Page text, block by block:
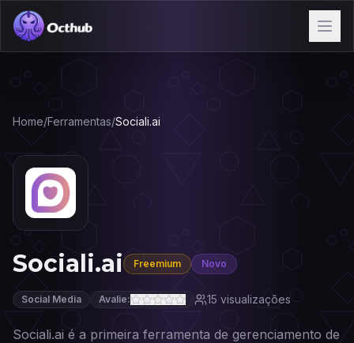
Home/Ferramentas/Sociali.ai
Sociali.ai Freemium Novo
Social Media Avalie: 15 visualizações
Sociali.ai é a primeira ferramenta de gerenciamento de